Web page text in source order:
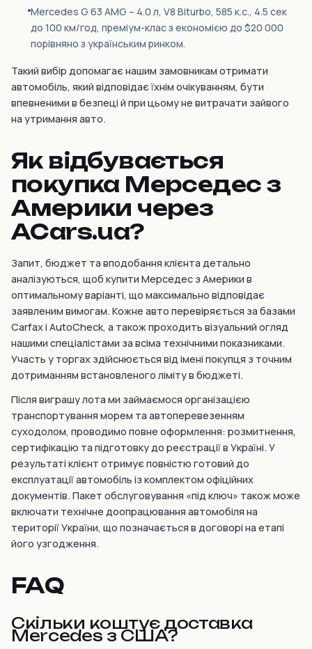
Mercedes G 63 AMG – 4.0 л, V8 Biturbo, 585 к.с., 4.5 сек
до 100 км/год, преміум-клас з економією до $20 000
порівняно з українським ринком.
Такий вибір допомагає нашим замовникам отримати
автомобіль, який відповідає їхнім очікуванням, бути
впевненими в безпеці й при цьому не витрачати зайвого
на утримання авто.
Як відбувається
покупка Мерседес з
Америки через
ACars.ua?
Запит, бюджет та вподобання клієнта детально
аналізуються, щоб купити Мерседес з Америки в
оптимальному варіанті, що максимально відповідає
заявленим вимогам. Кожне авто перевіряється за базами
Carfax і AutoCheck, а також проходить візуальний огляд
нашими спеціалістами за всіма технічними показниками.
Участь у торгах здійснюється від імені покупця з точним
дотриманням встановленого ліміту в бюджеті.
Після виграшу лота ми займаємося організацією
транспортування морем та автоперевезенням
суходолом, проводимо повне оформлення: розмитнення,
сертифікацію та підготовку до реєстрації в Україні. У
результаті клієнт отримує повністю готовий до
експлуатації автомобіль із комплектом офіційних
документів. Пакет обслуговування «під ключ» також може
включати технічне доопрацювання автомобіля на
території України, що позначається в договорі на етапі
його узгодження.
FAQ
Скільки коштує доставка
Mercedes з США?